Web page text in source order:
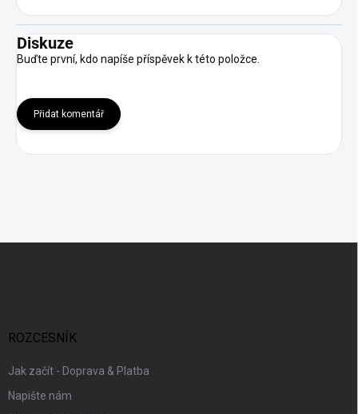
Diskuze
Buďte první, kdo napíše příspěvek k této položce.
Přidat komentář
ROZCESNÍK
Jak začít - Doprava & Platba
Napište nám